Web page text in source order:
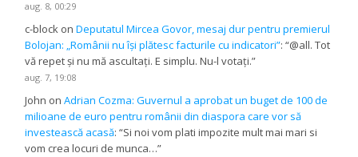
aug. 8, 00:29
c-block onDeputatul Mircea Govor, mesaj dur pentru premierul
Bolojan: „Românii nu își plătesc facturile cu indicatori”: “@all. Tot
vă repet și nu mă ascultați. E simplu. Nu-l votați.”
aug. 7, 19:08
John onAdrian Cozma: Guvernul a aprobat un buget de 100 de
milioane de euro pentru românii din diaspora care vor să
investească acasă: “Si noi vom plati impozite mult mai mari si
vom crea locuri de munca…”